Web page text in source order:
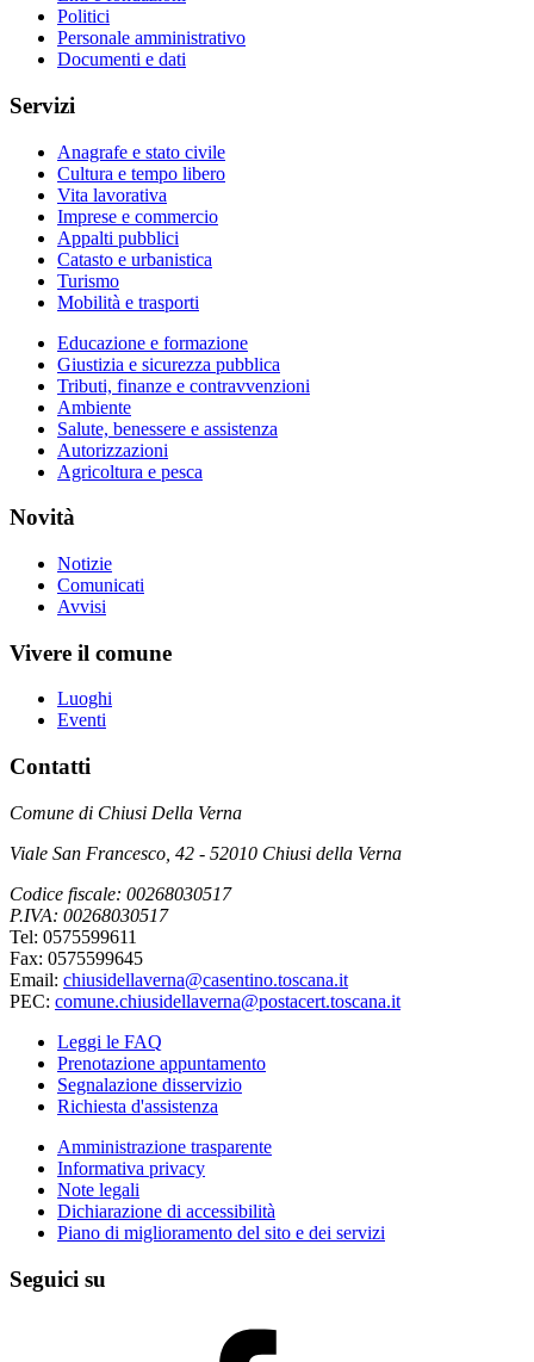
Politici
Personale amministrativo
Documenti e dati
Servizi
Anagrafe e stato civile
Cultura e tempo libero
Vita lavorativa
Imprese e commercio
Appalti pubblici
Catasto e urbanistica
Turismo
Mobilità e trasporti
Educazione e formazione
Giustizia e sicurezza pubblica
Tributi, finanze e contravvenzioni
Ambiente
Salute, benessere e assistenza
Autorizzazioni
Agricoltura e pesca
Novità
Notizie
Comunicati
Avvisi
Vivere il comune
Luoghi
Eventi
Contatti
Comune di Chiusi Della Verna
Viale San Francesco, 42 - 52010 Chiusi della Verna
Codice fiscale: 00268030517
P.IVA: 00268030517
Tel: 0575599611
Fax: 0575599645
Email: chiusidellaverna@casentino.toscana.it
PEC: comune.chiusidellaverna@postacert.toscana.it
Leggi le FAQ
Prenotazione appuntamento
Segnalazione disservizio
Richiesta d'assistenza
Amministrazione trasparente
Informativa privacy
Note legali
Dichiarazione di accessibilità
Piano di miglioramento del sito e dei servizi
Seguici su